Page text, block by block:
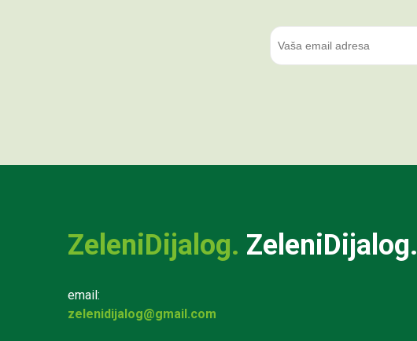
ZeleniDijalog. ZeleniDijalog.
email:
zelenidijalog@gmail.com